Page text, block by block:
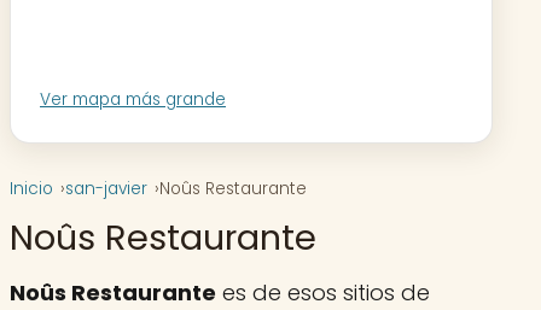
Ver mapa más grande
Inicio san-javier Noûs Restaurante
Noûs Restaurante
Noûs Restaurante es de esos sitios de